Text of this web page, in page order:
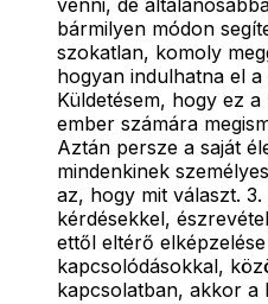
venni, de
bármilyen módon
szokatlan, komoly
hogyan indulhatna el
Küldetésem, hogy ez
ember számára
Aztán persze a saját
mindenkinek
az, hogy mit választ.
kérdésekkel,
ettől eltérő
kapcsolódásokkal,
kapcsolatban, akkor a